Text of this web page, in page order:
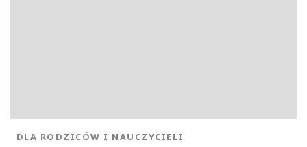
DLA RODZICÓW I NAUCZYCIELI